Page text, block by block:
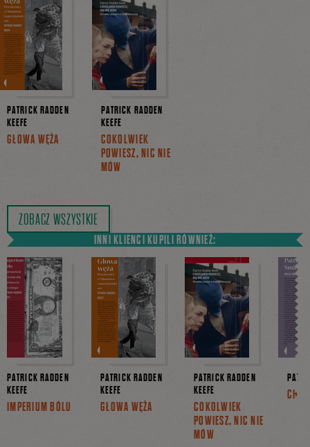
PATRICK RADDEN
KEEFE
GŁOWA WĘŻA
PATRICK RADDEN
KEEFE
COKOLWIEK
POWIESZ, NIC NIE
MÓW
ZOBACZ WSZYSTKIE
INNI KLIENCI KUPILI RÓWNIEŻ:
PATRICK RADDEN
KEEFE
IMPERIUM BÓLU
PATRICK RADDEN
KEEFE
GŁOWA WĘŻA
PATRICK RADDEN
KEEFE
COKOLWIEK
POWIESZ, NIC NIE
MÓW
PATTI